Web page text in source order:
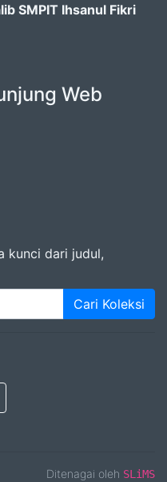
SMPIT Ihsanul Fikri
Web
kunci dari judul,
Cari Koleksi
Ditenagai oleh SLiMS